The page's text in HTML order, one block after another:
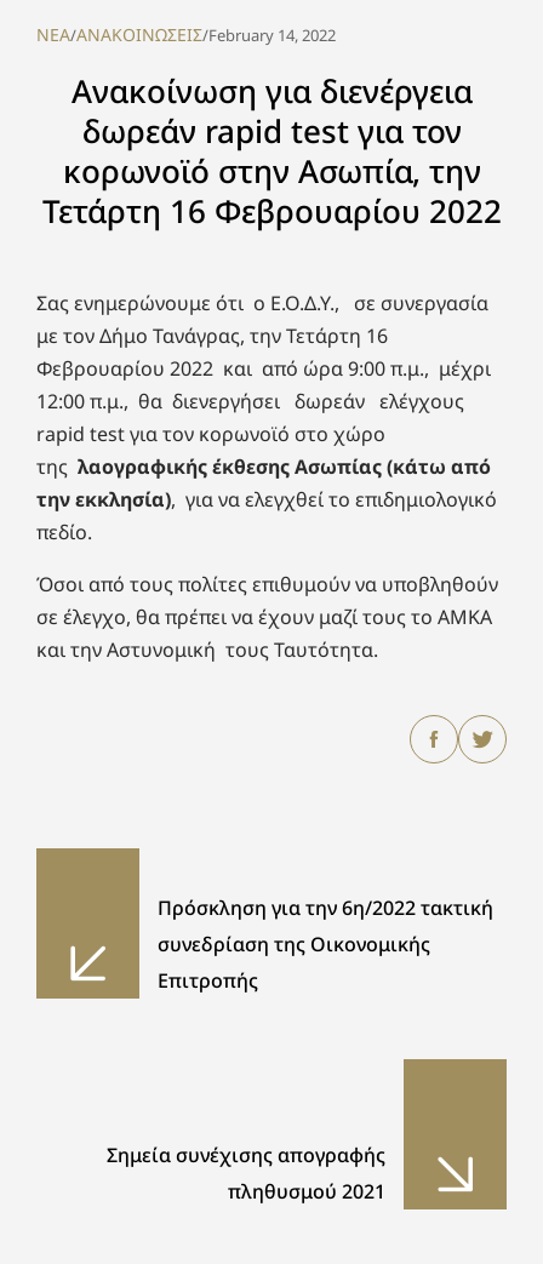
NEA/ΑΝΑΚΟΙΝΩΣΕΙΣ/February 14, 2022
Ανακοίνωση για διενέργεια
δωρεάν rapid test για τον
κορωνοϊό στην Ασωπία, την
Τετάρτη 16 Φεβρουαρίου 2022
Σας ενημερώνουμε ότι ο Ε.Ο.Δ.Υ., σε συνεργασία
με τον Δήμο Τανάγρας, την Τετάρτη 16
Φεβρουαρίου 2022 και από ώρα 9:00 π.μ., μέχρι
12:00 π.μ., θα διενεργήσει δωρεάν ελέγχους
rapid test για τον κορωνοϊό στο χώρο
της λαογραφικής έκθεσης Ασωπίας (κάτω από
την εκκλησία), για να ελεγχθεί το επιδημιολογικό
πεδίο.
Όσοι από τους πολίτες επιθυμούν να υποβληθούν
σε έλεγχο, θα πρέπει να έχουν μαζί τους το ΑΜΚΑ
και την Αστυνομική τους Ταυτότητα.
Πρόσκληση για την 6η/2022 τακτική
συνεδρίαση της Οικονομικής
Επιτροπής
Σημεία συνέχισης απογραφής
πληθυσμού 2021